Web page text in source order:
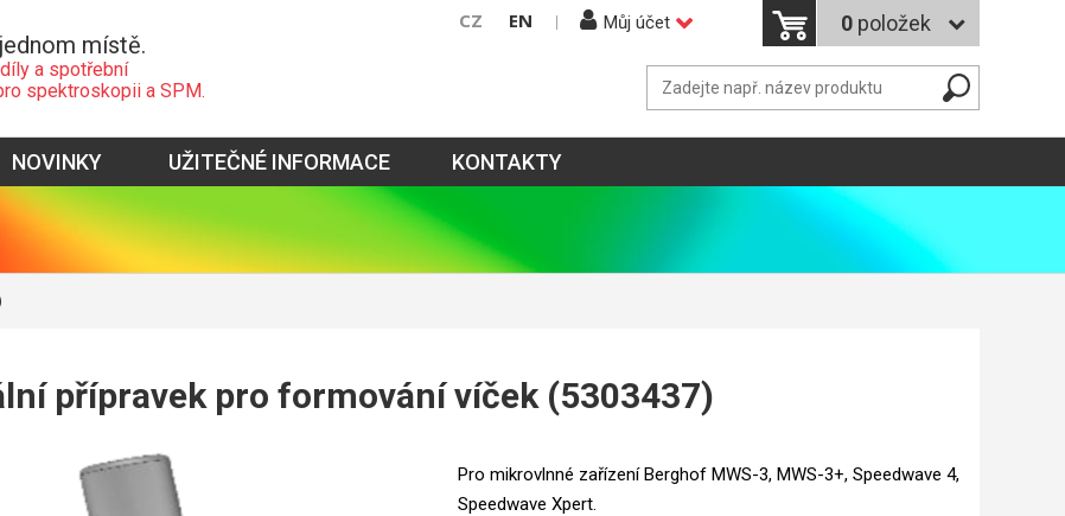
místě.
a spotřební
spektroskopii a SPM.
CZ EN Můj účet 0 položek
NOVINKY UŽITEČNÉ INFORMACE KONTAKTY
přípravek pro formování víček (5303437)
Pro mikrovlnné zařízení Berghof MWS-3, MWS-3+, Speedwave 4,
Speedwave Xpert.